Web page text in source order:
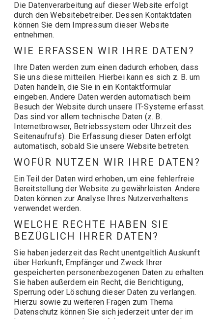
Die Datenverarbeitung auf dieser Website erfolgt
durch den Websitebetreiber. Dessen Kontaktdaten
können Sie dem Impressum dieser Website
entnehmen.
WIE ERFASSEN WIR IHRE DATEN?
Ihre Daten werden zum einen dadurch erhoben, dass
Sie uns diese mitteilen. Hierbei kann es sich z. B. um
Daten handeln, die Sie in ein Kontaktformular
eingeben. Andere Daten werden automatisch beim
Besuch der Website durch unsere IT-Systeme erfasst.
Das sind vor allem technische Daten (z. B.
Internetbrowser, Betriebssystem oder Uhrzeit des
Seitenaufrufs). Die Erfassung dieser Daten erfolgt
automatisch, sobald Sie unsere Website betreten.
WOFÜR NUTZEN WIR IHRE DATEN?
Ein Teil der Daten wird erhoben, um eine fehlerfreie
Bereitstellung der Website zu gewährleisten. Andere
Daten können zur Analyse Ihres Nutzerverhaltens
verwendet werden.
WELCHE RECHTE HABEN SIE
BEZÜGLICH IHRER DATEN?
Sie haben jederzeit das Recht unentgeltlich Auskunft
über Herkunft, Empfänger und Zweck Ihrer
gespeicherten personenbezogenen Daten zu erhalten.
Sie haben außerdem ein Recht, die Berichtigung,
Sperrung oder Löschung dieser Daten zu verlangen.
Hierzu sowie zu weiteren Fragen zum Thema
Datenschutz können Sie sich jederzeit unter der im